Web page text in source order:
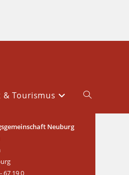
& Tourismus
Neuburg
67 19 0